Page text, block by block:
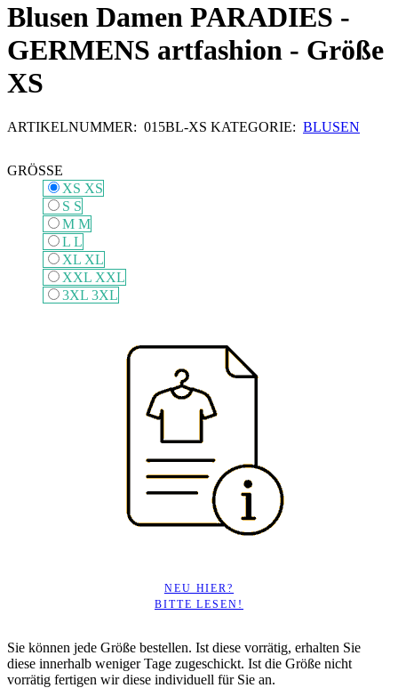
Blusen Damen PARADIES -
GERMENS artfashion - Größe
XS
ARTIKELNUMMER: 015BL-XS KATEGORIE: BLUSEN
GRÖSSE
XS XS
S S
M M
L L
XL XL
XXL XXL
3XL 3XL
NEU HIER?
BITTE LESEN!
Sie können jede Größe bestellen. Ist diese vorrätig, erhalten Sie
diese innerhalb weniger Tage zugeschickt. Ist die Größe nicht
vorrätig fertigen wir diese individuell für Sie an.